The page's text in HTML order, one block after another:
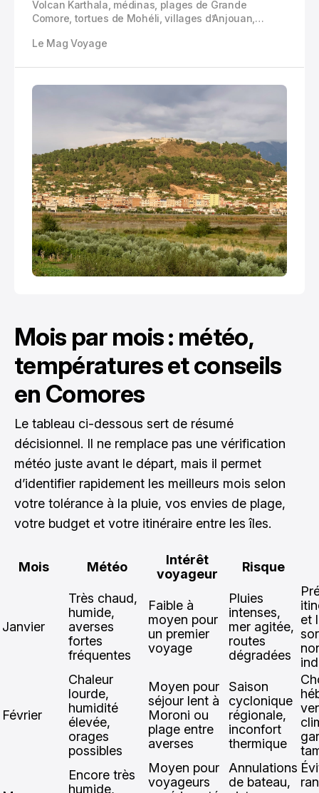
Volcan Karthala, médinas, plages de Grande
Comore, tortues de Mohéli, villages d’Anjouan,
expériences concrètes pour découvrir les Comores
Le Mag Voyage
Mois par mois : météo,
températures et conseils
en Comores
Le tableau ci-dessous sert de résumé
décisionnel. Il ne remplace pas une vérification
météo juste avant le départ, mais il permet
d’identifier rapidement les meilleurs mois selon
votre tolérance à la pluie, vos envies de plage,
votre budget et votre itinéraire entre les îles.
Mois Météo
Intérêt
voyageur
Risque
Janvier
Très chaud,
humide,
averses
fortes
fréquentes
Faible à
moyen pour
un premier
voyage
Pluies
intenses,
mer agitée,
routes
dégradées
et
Février
Chaleur
lourde,
humidité
élevée,
orages
possibles
Moyen pour
séjour lent à
Moroni ou
plage entre
averses
Saison
cyclonique
régionale,
inconfort
thermique
Encore très
humide,
Moyen pour
voyageurs
Annulations
de bateau,